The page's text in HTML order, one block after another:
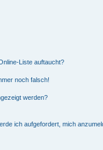
Liste auftaucht?
noch falsch!
werden?
ich aufgefordert, mich